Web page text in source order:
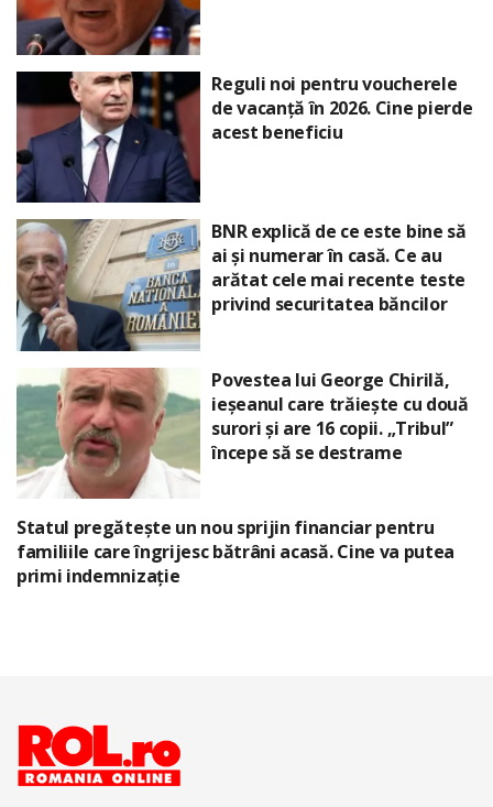
Reguli noi pentru voucherele
de vacanță în 2026. Cine pierde
acest beneficiu
BNR explică de ce este bine să
ai și numerar în casă. Ce au
arătat cele mai recente teste
privind securitatea băncilor
Povestea lui George Chirilă,
ieșeanul care trăiește cu două
surori și are 16 copii. „Tribul”
începe să se destrame
Statul pregătește un nou sprijin financiar pentru
familiile care îngrijesc bătrâni acasă. Cine va putea
primi indemnizație